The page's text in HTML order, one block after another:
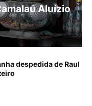
Aluízio
despedida de Raul